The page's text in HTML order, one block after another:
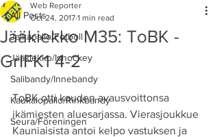
All Posts
Jalkapallo/Fotboll
Jääkiekko/Ishockey
Salibandy/Innebandy
Kaukalopallo/Rinkbandy
Seura/Föreningen
Jääkiekko M35: ToBK -
GrIFK1 4-2
Web Reporter
Oct 24, 2017 1 min read
ToBK otti kauden avausvoittonsa
ikämiesten aluesarjassa. Vierasjoukkue
Kauniaisista antoi kelpo vastuksen ja